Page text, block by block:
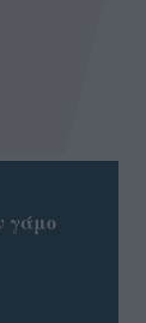
γάμο